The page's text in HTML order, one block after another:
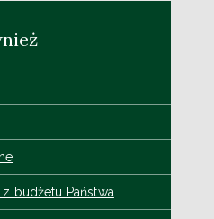
budżetu Państwa